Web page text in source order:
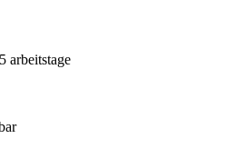
arbeitstage